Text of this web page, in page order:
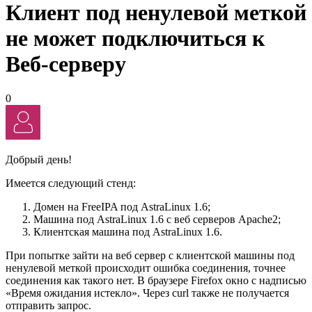
Клиент под ненулевой меткой
не может подключиться к
Веб-серверу
0
Добрый день!
Имеется следующий стенд:
Домен на FreeIPA под AstraLinux 1.6;
Машина под AstraLinux 1.6 с веб серверов Apache2;
Клиентская машина под AstraLinux 1.6.
При попытке зайти на веб сервер с клиентской машины под
ненулевой меткой происходит ошибка соединения, точнее
соединения как такого нет. В браузере Firefox окно с надписью
«Время ожидания истекло». Через curl также не получается
отправить запрос.